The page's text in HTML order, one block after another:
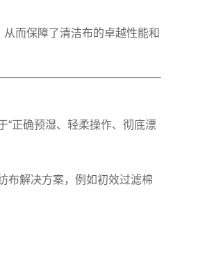
而保障了清洁布的卓越性能和
“正确预湿、轻柔操作、彻底漂
布解决方案，例如初效过滤棉